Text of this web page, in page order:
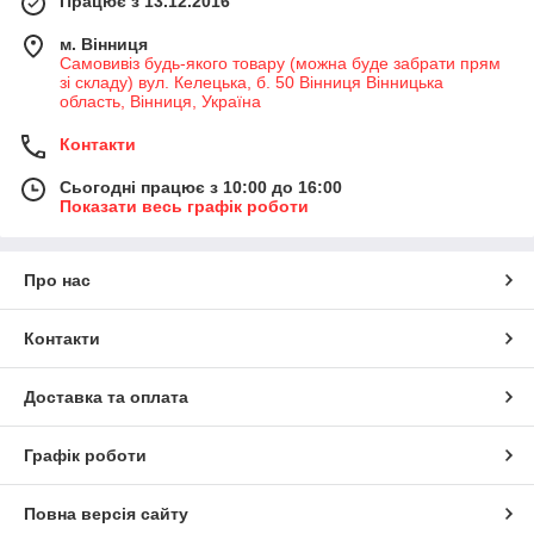
м. Вінниця
Самовивіз будь-якого товару (можна буде забрати прям
зі складу) вул. Келецька, б. 50 Вінниця Вінницька
область, Вінниця, Україна
Контакти
Сьогодні працює з 10:00 до 16:00
Показати весь графік роботи
Про нас
Контакти
Доставка та оплата
Графік роботи
Повна версія сайту